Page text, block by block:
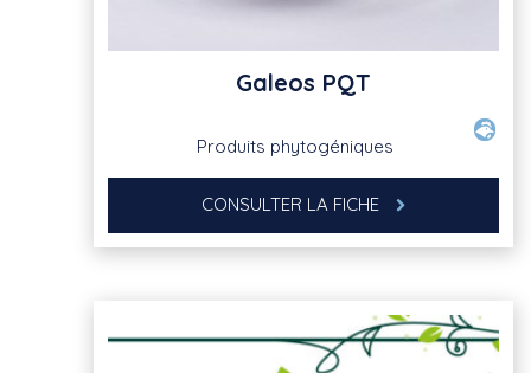
Galeos PQT
Produits phytogéniques
CONSULTER LA FICHE